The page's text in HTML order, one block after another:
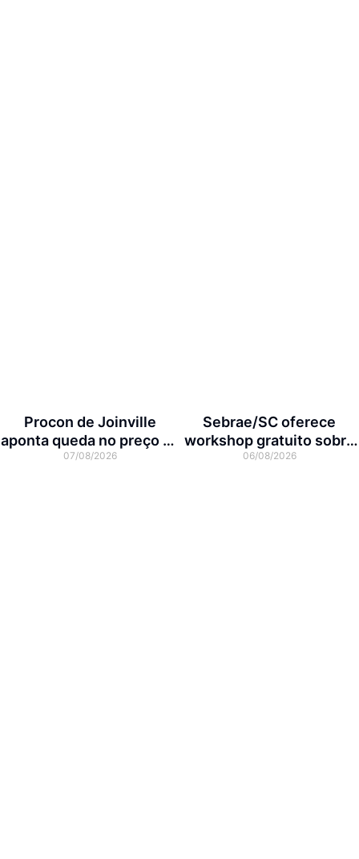
Procon de Joinville
aponta queda no preço da
cesta básica em agosto
07/08/2026
Sebrae/SC oferece
workshop gratuito sobre
franquias em Joinville
06/08/2026